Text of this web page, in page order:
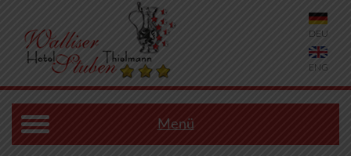
DEU
ENG
Menü